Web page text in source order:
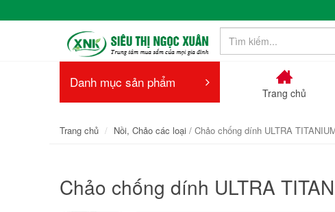
Danh mục sản phẩm
Trang chủ
Trang chủ Nồi, Chảo các loại / Chảo chống dính ULTRA
Chảo chống dính ULTRA